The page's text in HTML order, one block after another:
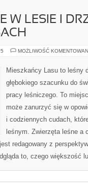
W LESIE I
MOŻLIWOŚĆ
Mieszkańcy Lasu to leśny
głębokiego szacunku do
pracy leśniczego. To
może zanurzyć się w
i codziennych cudach,
leśnym. Zwierzęta leśne a
redagowany z
to, czego większość